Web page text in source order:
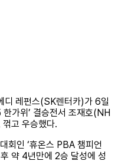
디 레펀스(SK렌터카)가 6일
가위’ 결승전서 조재호(NH
고 우승했다.
회인 ‘휴온스 PBA 챔피언
약 4년만에 2승 달성에 성